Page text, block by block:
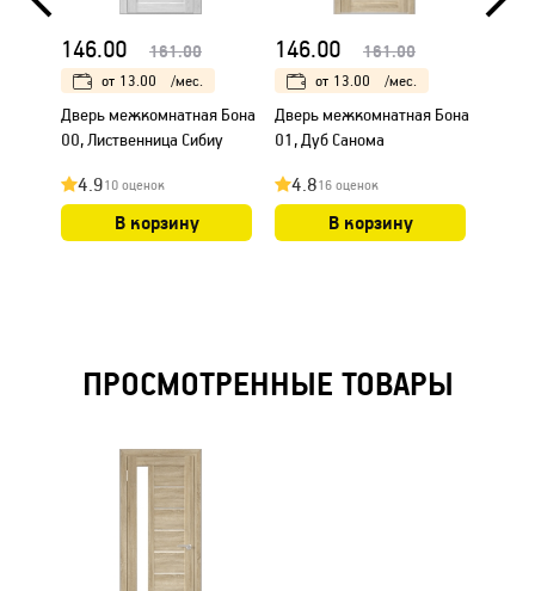
146.00 161.00
от 13.00 /мес.
Дверь межкомнатная Бона
00, Лиственница Сибиу
4.910 оценок
В корзину
146.00 161.00
от 13.00 /мес.
Дверь межкомнатная Бона
01, Дуб Санома
4.816 оценок
В корзину
ПРОСМОТРЕННЫЕ ТОВАРЫ